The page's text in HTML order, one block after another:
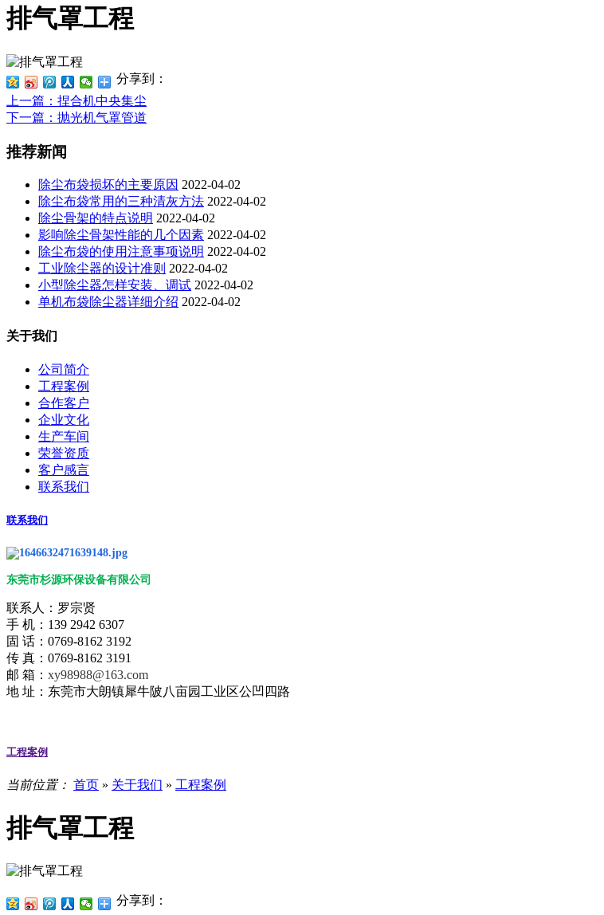
排气罩工程
分享到：
上一篇 ：捏合机中央集尘
下一篇 ：抛光机气罩管道
推荐新闻
除尘布袋损坏的主要原因 2022-04-02
除尘布袋常用的三种清灰方法 2022-04-02
除尘骨架的特点说明 2022-04-02
影响除尘骨架性能的几个因素 2022-04-02
除尘布袋的使用注意事项说明 2022-04-02
工业除尘器的设计准则 2022-04-02
小型除尘器怎样安装、调试 2022-04-02
单机布袋除尘器详细介绍 2022-04-02
关于我们
公司简介
工程案例
合作客户
企业文化
生产车间
荣誉资质
客户感言
联系我们
联系我们
东莞市杉源环保设备有限公司
联系人：罗宗贤
手 机：139 2942 6307
固 话：0769-8162 3192
传 真：0769-8162 3191
邮 箱： xy98988@163.com
地 址：东莞市大朗镇犀牛陂八亩园工业区公凹四路
工程案例
当前位置： 首页 » 关于我们 » 工程案例
排气罩工程
分享到：